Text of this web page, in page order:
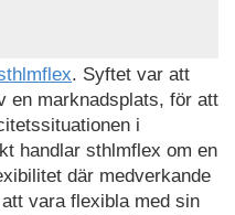
. Syftet var att
en marknadsplats, för att
i
handlar sthlmflex om en
där medverkande
vara flexibla med sin